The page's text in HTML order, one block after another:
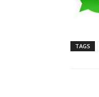
TAGS